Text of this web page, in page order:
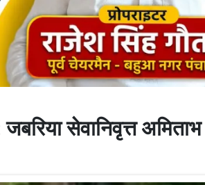
सेवानिवृत्त अमिताभ